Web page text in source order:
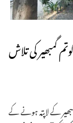
گمبھیر کی تلاش
کے لاپتہ ہونے کے